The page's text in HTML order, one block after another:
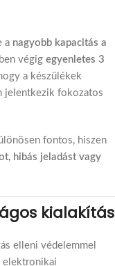
a nagyobb kapacitás a
végig egyenletes 3
a készülékek
jelentkezik fokozatos
fontos, hiszen
hibás jeladást vagy
kialakítás
elleni védelemmel
elektronikai